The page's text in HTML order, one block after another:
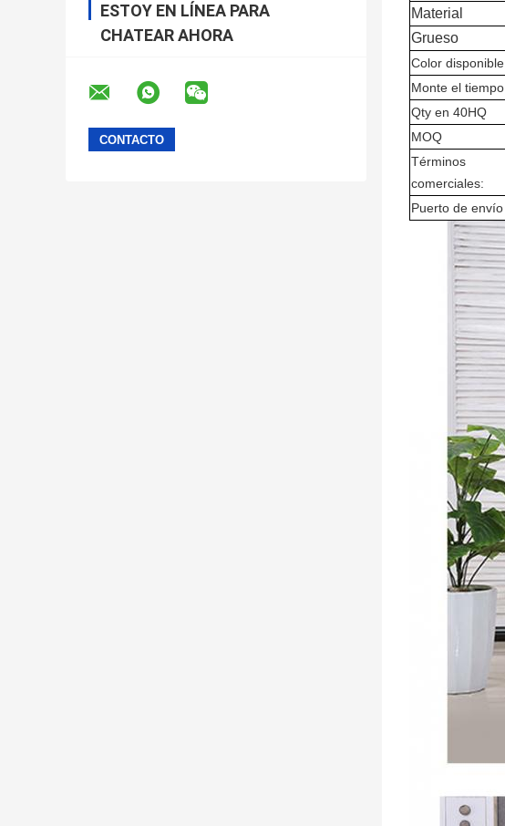
ESTOY EN LÍNEA PARA
CHATEAR AHORA
Material
Grueso
Color disponible
Monte el tiempo
Qty en 40HQ
MOQ
Términos
comerciales:
Puerto de envío